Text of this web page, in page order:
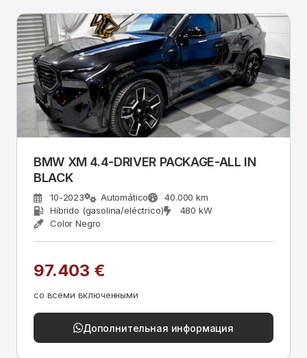
BMW XM 4.4-DRIVER PACKAGE-ALL IN
BLACK
10-2023 Automático
40.000 km
Híbrido (gasolina/eléctrico)
480 kW
Color Negro
97.403 €
со всеми включенными
Дополнительная информация